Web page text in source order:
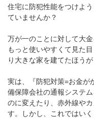
住宅に防犯性能をつけよ
ていませんか？
万が一のことに対して大
もっと使いやすくて見た
り大きな家を建てたほう
実は、『防犯対策=お金が
備保障会社の通報システ
のに変えたり、赤外線や
す。しかし、これではい